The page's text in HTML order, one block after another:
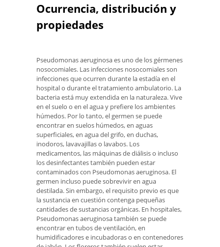
Ocurrencia, distribución y
propiedades
Pseudomonas aeruginosa es uno de los gérmenes
nosocomiales. Las infecciones nosocomiales son
infecciones que ocurren durante la estadía en el
hospital o durante el tratamiento ambulatorio. La
bacteria está muy extendida en la naturaleza. Vive
en el suelo o en el agua y prefiere los ambientes
húmedos. Por lo tanto, el germen se puede
encontrar en suelos húmedos, en aguas
superficiales, en agua del grifo, en duchas,
inodoros, lavavajillas o lavabos. Los
medicamentos, las máquinas de diálisis o incluso
los desinfectantes también pueden estar
contaminados con Pseudomonas aeruginosa. El
germen incluso puede sobrevivir en agua
destilada. Sin embargo, el requisito previo es que
la sustancia en cuestión contenga pequeñas
cantidades de sustancias orgánicas. En hospitales,
Pseudomonas aeruginosa también se puede
encontrar en tubos de ventilación, en
humidificadores e incubadoras o en contenedores